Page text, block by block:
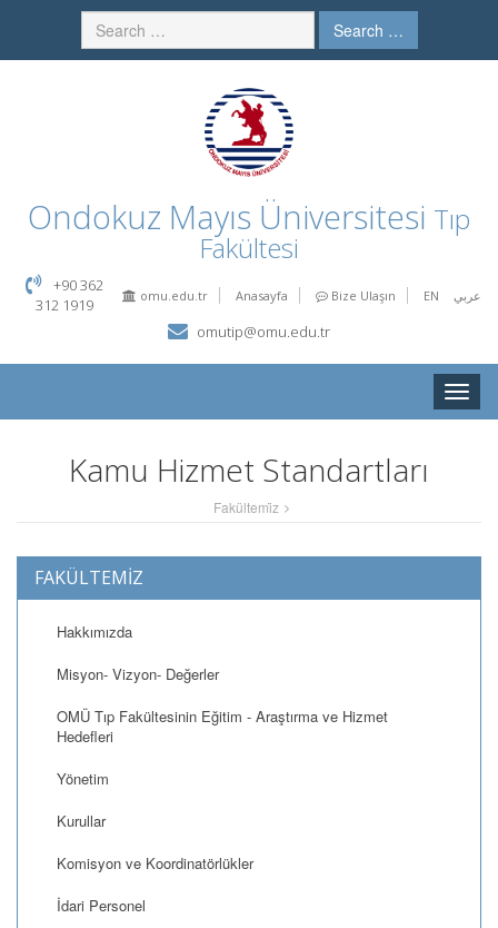
Search …
Ondokuz Mayıs Üniversitesi Tıp
Fakültesi
omu.edu.tr Anasayfa Bize Ulaşın EN عربي
+90 362
312 1919
omutip@omu.edu.tr
Toggle
Kamu Hizmet Standartları
Fakültemi̇z
FAKÜLTEMİZ
Hakkımızda
Misyon- Vizyon- Değerler
OMÜ Tıp Fakültesinin Eğitim - Araştırma ve Hizmet
Hedefleri
Yönetim
Kurullar
Komisyon ve Koordinatörlükler
İdari Personel